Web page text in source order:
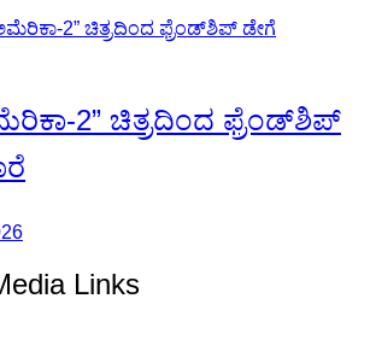
2” ಚಿತ್ರದಿಂದ ಫ್ರೆಂಡ್‍ಶಿಪ್
Links